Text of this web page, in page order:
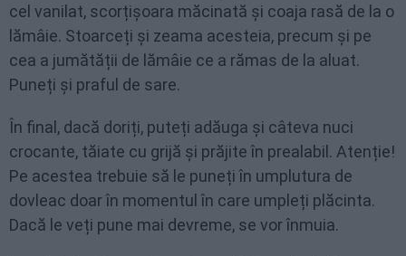
cel vanilat, scorțișoara măcinată și coaja rasă de la o
lămâie. Stoarceți și zeama acesteia, precum și pe
cea a jumătății de lămâie ce a rămas de la aluat.
Puneți și praful de sare.
În final, dacă doriți, puteți adăuga și câteva nuci
crocante, tăiate cu grijă și prăjite în prealabil. Atenție!
Pe acestea trebuie să le puneți în umplutura de
dovleac doar în momentul în care umpleți plăcinta.
Dacă le veți pune mai devreme, se vor înmuia.